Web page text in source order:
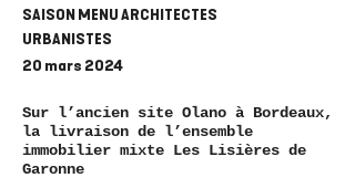
SAISON MENU ARCHITECTES
URBANISTES
20 mars 2024
Sur l’ancien site Olano à Bordeaux,
la livraison de l’ensemble
immobilier mixte Les Lisières de
Garonne